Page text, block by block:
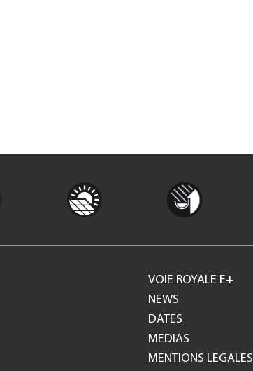
Footer
GH
VOIE ROYALE E+
NEWS
DATES
MEDIAS
MENTIONS LEGALES